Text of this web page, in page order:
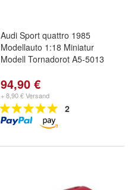
Audi Sport quattro 1985
Modellauto 1:18 Miniatur
Modell Tornadorot A5-5013
94,90 €
+ 8,90 € Versand
2